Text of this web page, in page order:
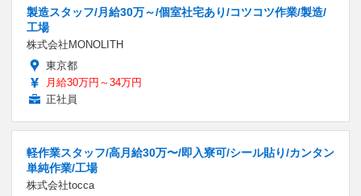
製造スタッフ/月給30万～/個室社宅あり/コツコツ作業/製造/
工場
株式会社MONOLITH
東京都
月給30万円～34万円
正社員
軽作業スタッフ/高月給30万〜/即入寮可/シール貼り/カンタン
単純作業/工場
株式会社tocca